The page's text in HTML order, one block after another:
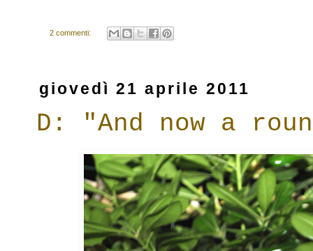
2 commenti:
giovedì 21 aprile 2011
D: "And now a